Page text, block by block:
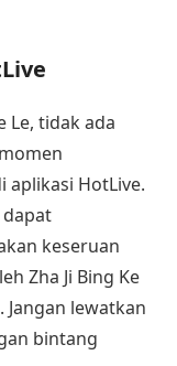
Le, tidak ada
aplikasi HotLive.
dapat
keseruan
Zha Ji Bing Ke
Jangan lewatkan
bintang